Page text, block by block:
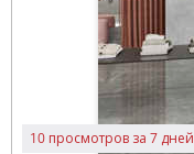
10 просмотров за 7 дней